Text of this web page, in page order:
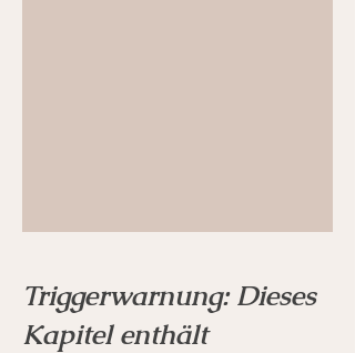
Triggerwarnung: Dieses
Kapitel enthält